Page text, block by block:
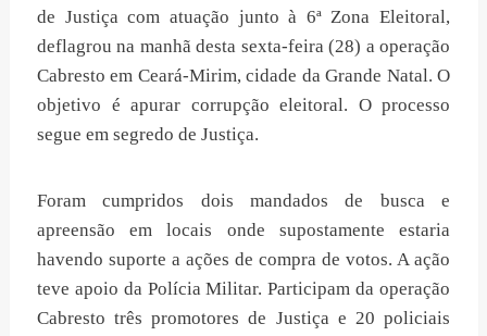
de Justiça com atuação junto à 6ª Zona Eleitoral,
deflagrou na manhã desta sexta-feira (28) a operação
Cabresto em Ceará-Mirim, cidade da Grande Natal. O
objetivo é apurar corrupção eleitoral. O processo
segue em segredo de Justiça.
Foram cumpridos dois mandados de busca e
apreensão em locais onde supostamente estaria
havendo suporte a ações de compra de votos. A ação
teve apoio da Polícia Militar. Participam da operação
Cabresto três promotores de Justiça e 20 policiais